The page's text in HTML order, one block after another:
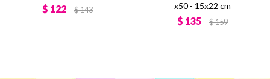
$ 122 $143
x50 - 15x22 cm
$ 135 $159